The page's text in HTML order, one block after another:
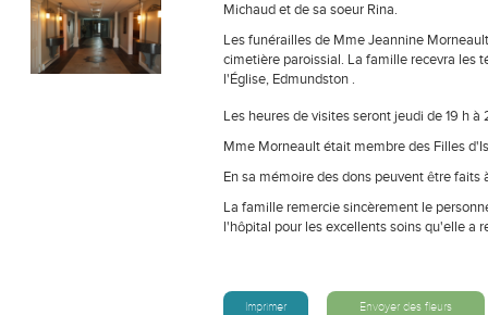
Michaud et de sa soeur Rina.
Les funérailles de Mme Jeannine
cimetière paroissial. La famille recevra les
l'Église, Edmundston .
Les heures de visites seront jeudi de 19 h
Mme Morneault était membre des Filles
En sa mémoire des dons peuvent être
La famille remercie sincèrement le
l'hôpital pour les excellents soins qu'elle a
Imprimer Envoyer des fleurs